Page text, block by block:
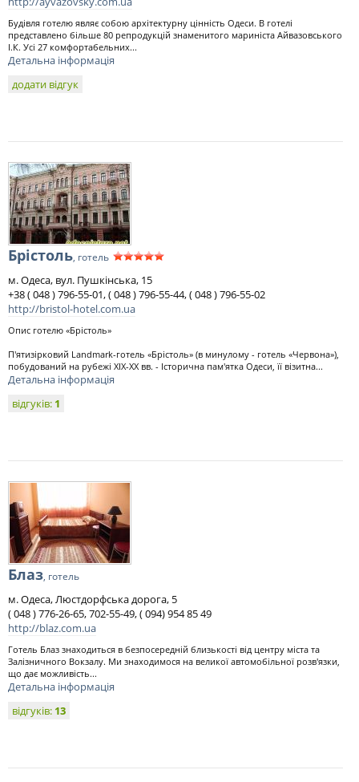
Будівля готелю являє собою архітектурну цінність Одеси. В готелі
представлено більше 80 репродукцій знаменитого мариніста Айвазовського
І.К. Усі 27 комфортабельних...
Детальна інформація
додати відгук
Брістоль, готель
м. Одеса, вул. Пушкінська, 15
+38 ( 048 ) 796-55-01, ( 048 ) 796-55-44, ( 048 ) 796-55-02
http://bristol-hotel.com.ua
Опис готелю «Брістоль»
П'ятизірковий Landmark-готель «Брістоль» (в минулому - готель «Червона»),
побудований на рубежі XIX-XX вв. - Історична пам'ятка Одеси, її візитна...
Детальна інформація
відгуків: 1
Блаз, готель
м. Одеса, Люстдорфська дорога, 5
( 048 ) 776-26-65, 702-55-49, ( 094) 954 85 49
http://blaz.com.ua
Готель Блаз знаходиться в безпосередній близькості від центру міста та
Залізничного Вокзалу. Ми знаходимося на великої автомобільної розв'язки,
що дає можливість...
Детальна інформація
відгуків: 13